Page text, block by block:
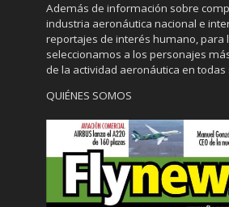
Además de información sobre
industria aeronáutica nacional e
reportajes de interés humano, para
seleccionamos a los personajes
de la actividad aeronáutica en
QUIÉNES SOMOS